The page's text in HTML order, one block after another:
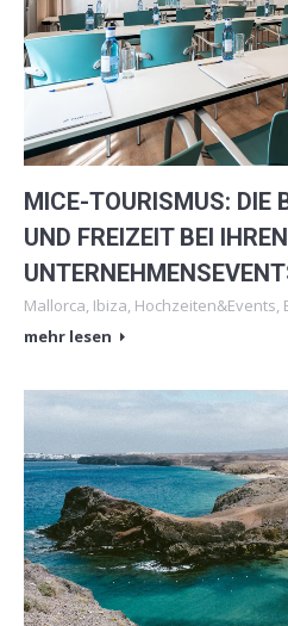
MICE-TOURISMUS: DIE
UND FREIZEIT BEI IHREN
Mallorca, Ibiza, Hochzeiten&Events,
mehr lesen